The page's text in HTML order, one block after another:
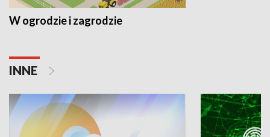
W ogrodzie i zagrodzie
INNE